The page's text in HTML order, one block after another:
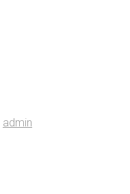
admin